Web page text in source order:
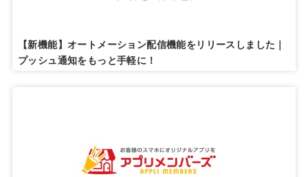
【新機能】オートメーション配信機能をリリースしました｜
プッシュ通知をもっと手軽に！